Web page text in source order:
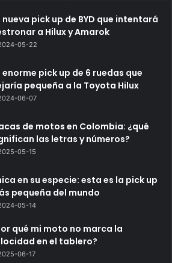
nueva pick up de BYD que intentará
a Hilux y Amarok
05-22
enorme pick up de 6 ruedas que
pequeña a la Toyota Hilux
06-07
de motos en Colombia: ¿qué
las letras y números?
05-15
en su especie: esta es la pick up
pequeña del mundo
05-14
qué mi moto no marca la
en el tablero?
06-17